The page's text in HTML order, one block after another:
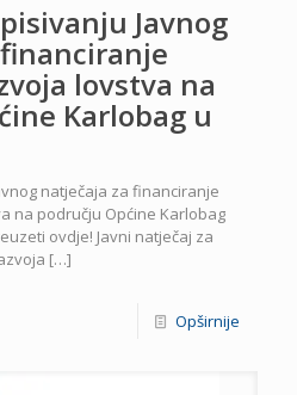
Javnog
lovstva na
Karlobag u
natječaja za financiranje
na području Općine Karlobag
ovdje! Javni natječaj za
[…]
Opširnije